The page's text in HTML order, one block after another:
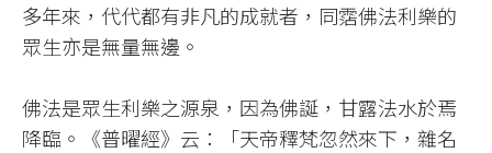
多年來，代代都有非凡的成就者，同霑佛法利樂的
眾生亦是無量無邊。
佛法是眾生利樂之源泉，因為佛誕，甘露法水於焉
降臨。《普曜經》云：「天帝釋梵忽然來下，雜名